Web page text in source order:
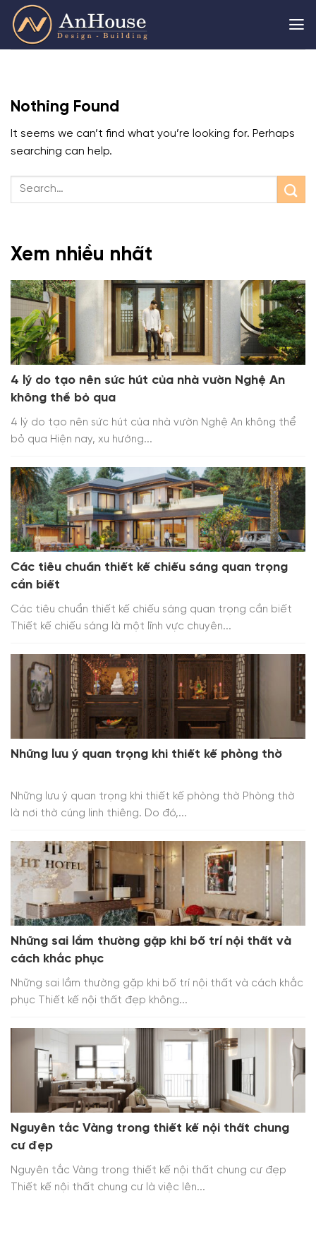
Skip
content
Nothing Found
It seems we can’t find what you’re looking for. Perhaps
searching can help.
Xem nhiều nhất
4 lý do tạo nên sức hút của nhà vườn Nghệ An
không thể bỏ qua
4 lý do tạo nên sức hút của nhà vườn Nghệ An không thể
bỏ qua Hiện nay, xu hướng...
Các tiêu chuẩn thiết kế chiếu sáng quan trọng
cần biết
Các tiêu chuẩn thiết kế chiếu sáng quan trọng cần biết
Thiết kế chiếu sáng là một lĩnh vực chuyên...
Những lưu ý quan trọng khi thiết kế phòng thờ
Những lưu ý quan trọng khi thiết kế phòng thờ Phòng thờ
là nơi thờ cúng linh thiêng. Do đó,...
Những sai lầm thường gặp khi bố trí nội thất và
cách khắc phục
Những sai lầm thường gặp khi bố trí nội thất và cách khắc
phục Thiết kế nội thất đẹp không...
Nguyên tắc Vàng trong thiết kế nội thất chung
cư đẹp
Nguyên tắc Vàng trong thiết kế nội thất chung cư đẹp
Thiết kế nội thất chung cư là việc lên...